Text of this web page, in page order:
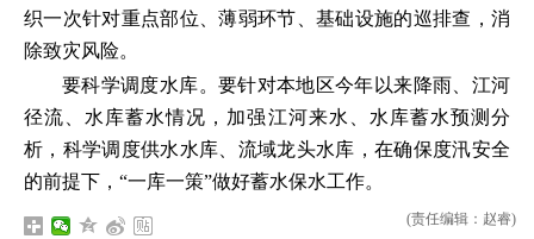
织一次针对重点部位、薄弱环节、基础设施的巡排查，消
除致灾风险。
要科学调度水库。要针对本地区今年以来降雨、江河
径流、水库蓄水情况，加强江河来水、水库蓄水预测分
析，科学调度供水水库、流域龙头水库，在确保度汛安全
的前提下，“一库一策”做好蓄水保水工作。
(责任编辑：赵睿)